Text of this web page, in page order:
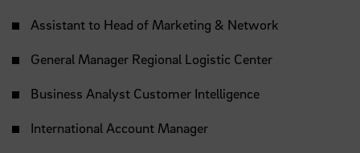
Assistant to Head of Marketing & Network
General Manager Regional Logistic Center
Business Analyst Customer Intelligence
International Account Manager